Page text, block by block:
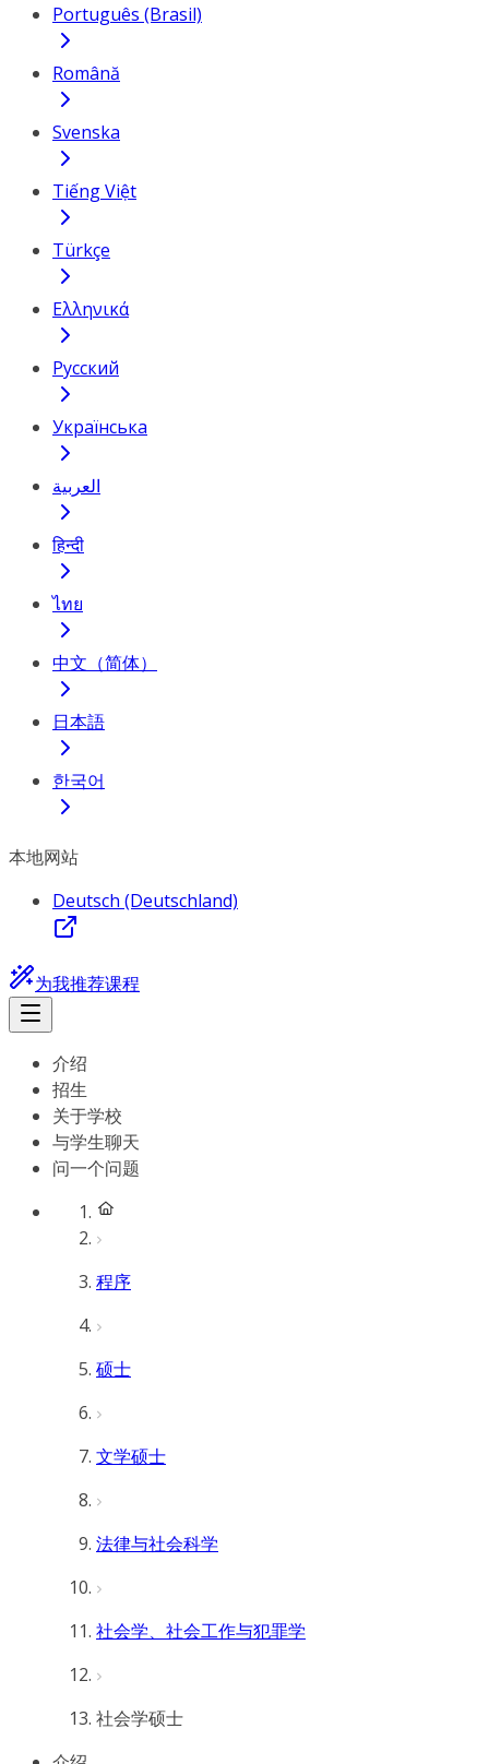
Português (Brasil)
Română
Svenska
Tiếng Việt
Türkçe
Ελληνικά
Русский
Українська
العربية
हिन्दी
ไทย
中文（简体）
日本語
한국어
本地网站
Deutsch (Deutschland)
为我推荐课程
介绍
招生
关于学校
与学生聊天
问一个问题
程序
硕士
文学硕士
法律与社会科学
社会学、社会工作与犯罪学
社会学硕士